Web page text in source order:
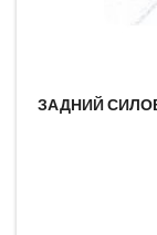
ЗАДНИЙ